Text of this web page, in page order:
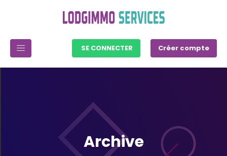
SE CONNECTER Créer compte
Archive